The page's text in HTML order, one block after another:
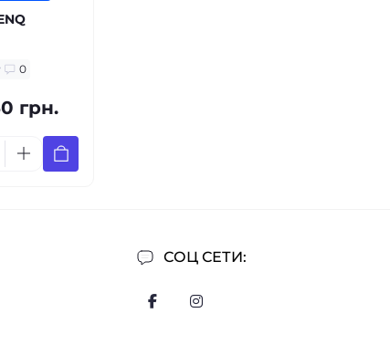
0
грн.
СОЦ СЕТИ: